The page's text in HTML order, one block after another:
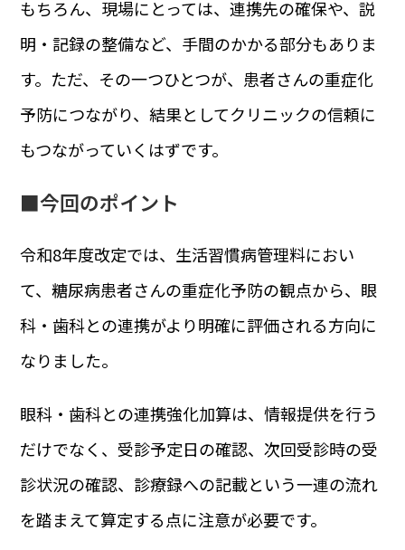
もちろん、現場にとっては、連携先の確保や、説
明・記録の整備など、手間のかかる部分もありま
す。ただ、その一つひとつが、患者さんの重症化
予防につながり、結果としてクリニックの信頼に
もつながっていくはずです。
■今回のポイント
令和8年度改定では、生活習慣病管理料におい
て、糖尿病患者さんの重症化予防の観点から、眼
科・歯科との連携がより明確に評価される方向に
なりました。
眼科・歯科との連携強化加算は、情報提供を行う
だけでなく、受診予定日の確認、次回受診時の受
診状況の確認、診療録への記載という一連の流れ
を踏まえて算定する点に注意が必要です。